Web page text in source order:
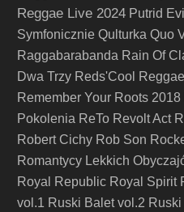
Reggae Live 2024 Putrid Evil
Symfonicznie Qulturka Quo
Raggabarabanda Rain Of
Dwa Trzy Reds'Cool
Remember Your Roots 2018
Pokolenia ReTo Revolt Act
Robert Cichy Rob Son
Romantycy Lekkich
Royal Republic Royal Spirit
vol.1 Ruski Balet vol.2